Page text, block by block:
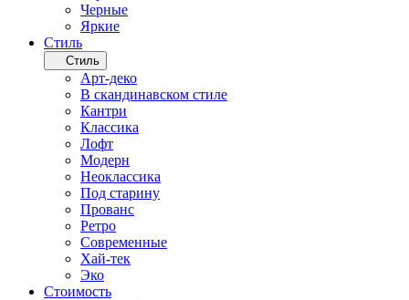
Черные
Яркие
Стиль
Стиль
Арт-деко
В скандинавском стиле
Кантри
Классика
Лофт
Модерн
Неоклассика
Под старину
Прованс
Ретро
Современные
Хай-тек
Эко
Стоимость